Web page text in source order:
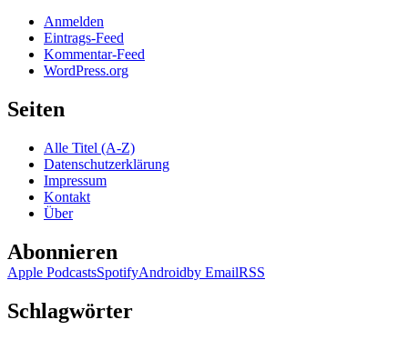
Anmelden
Eintrags-Feed
Kommentar-Feed
WordPress.org
Seiten
Alle Titel (A-Z)
Datenschutzerklärung
Impressum
Kontakt
Über
Abonnieren
Apple PodcastsSpotifyAndroidby EmailRSS
Schlagwörter